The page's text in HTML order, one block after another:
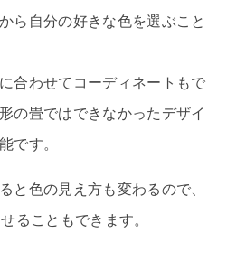
ら自分の好きな色を選ぶこと
合わせてコーディネートもで
の畳ではできなかったデザイ
です。
と色の見え方も変わるので、
ることもできます。